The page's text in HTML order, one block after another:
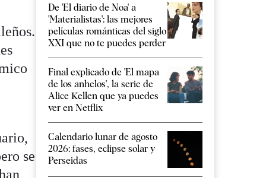
se
De 'El diario de Noa' a
'Materialistas': las mejores
películas románticas del siglo
XXI que no te puedes perder
Final explicado de 'El mapa
de los anhelos', la serie de
Alice Kellen que ya puedes
ver en Netflix
Calendario lunar de agosto
2026: fases, eclipse solar y
Perseidas